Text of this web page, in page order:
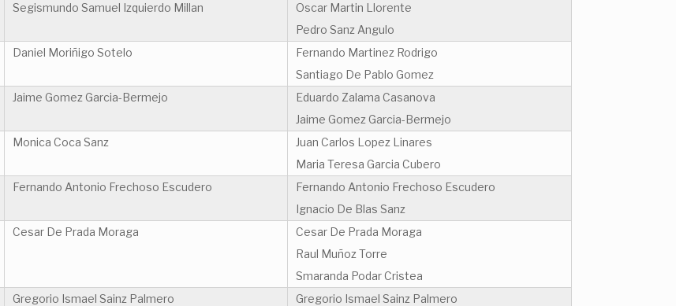
Segismundo Samuel Izquierdo Millan
Oscar Martin Llorente
Pedro Sanz Angulo
Daniel Moriñigo Sotelo
Fernando Martinez Rodrigo
Santiago De Pablo Gomez
Jaime Gomez Garcia-Bermejo
Eduardo Zalama Casanova
Jaime Gomez Garcia-Bermejo
Monica Coca Sanz
Juan Carlos Lopez Linares
Maria Teresa Garcia Cubero
Fernando Antonio Frechoso Escudero
Fernando Antonio Frechoso Escudero
Ignacio De Blas Sanz
Cesar De Prada Moraga
Cesar De Prada Moraga
Raul Muñoz Torre
Smaranda Podar Cristea
Gregorio Ismael Sainz Palmero
Gregorio Ismael Sainz Palmero